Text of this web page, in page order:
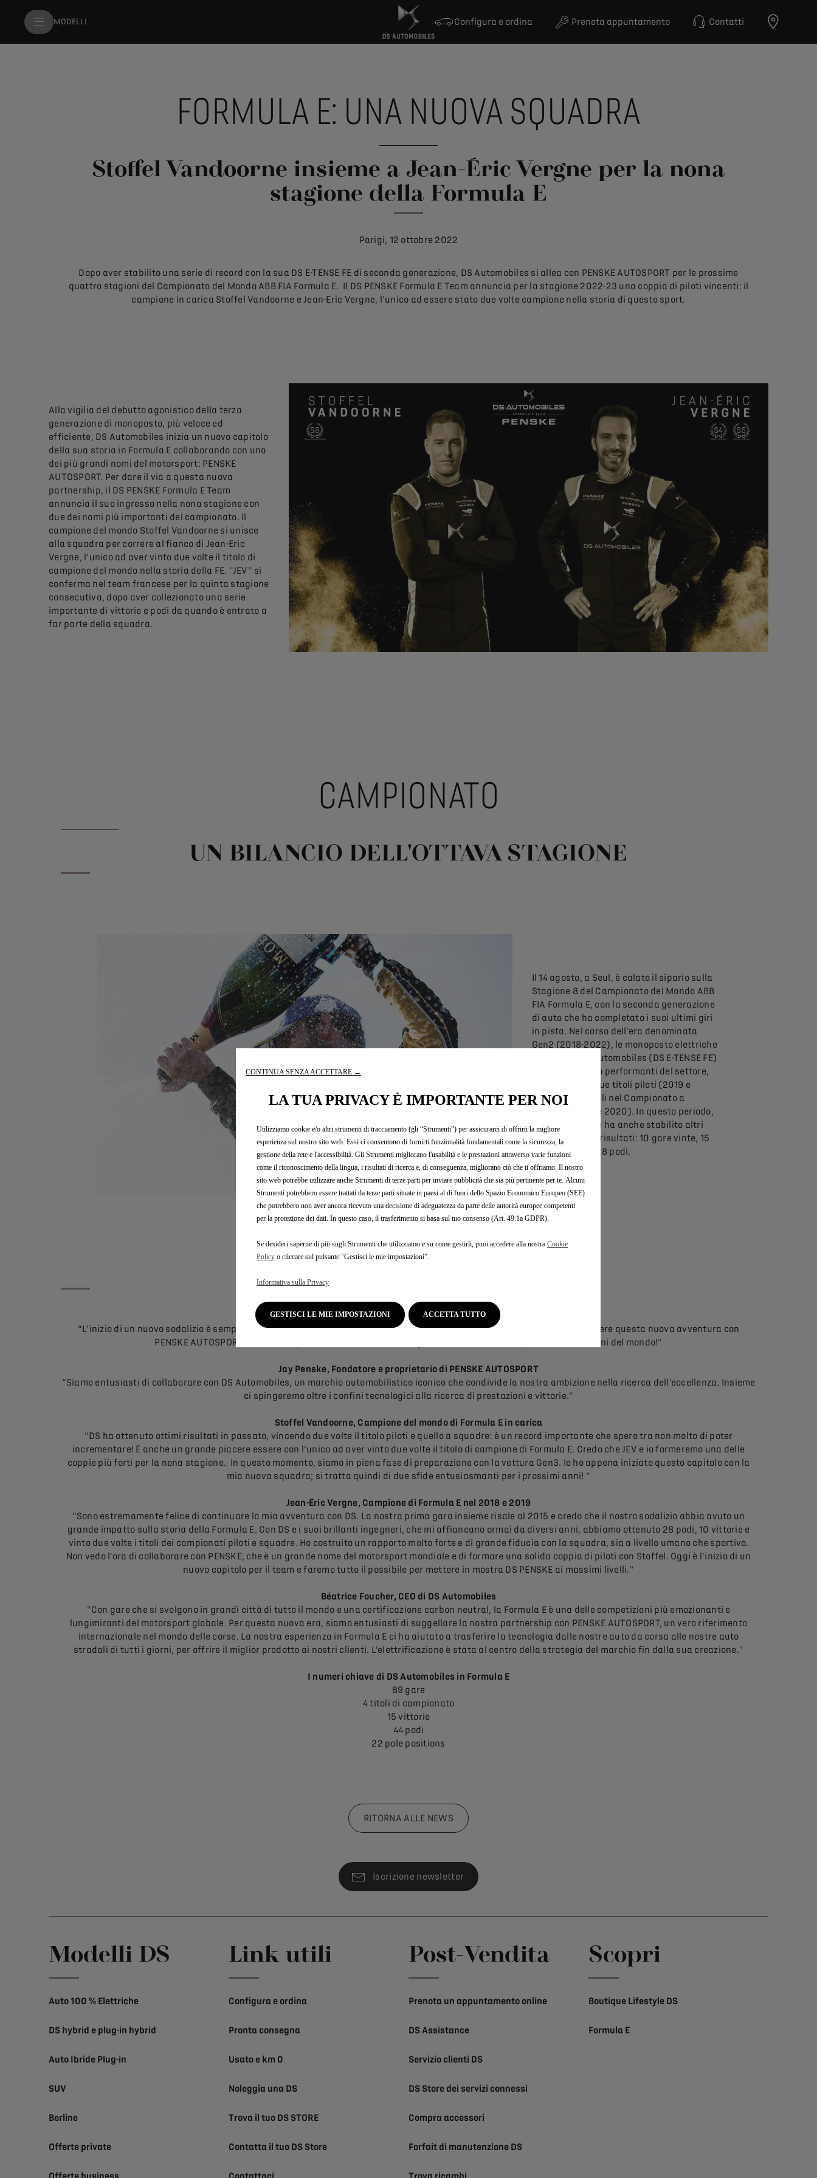
MODELLI Configura e ordina Prenota appuntamento Contatti
FORMULA E: UNA NUOVA SQUADRA
Stoffel Vandoorne insieme a Jean-Éric Vergne per la nona
stagione della Formula E
Parigi, 12 ottobre 2022
Dopo aver stabilito una serie di record con la sua DS E-TENSE FE di seconda generazione, DS Automobiles si allea con PENSKE AUTOSPORT per le prossime
quattro stagioni del Campionato del Mondo ABB FIA Formula E. Il DS PENSKE Formula E Team annuncia per la stagione 2022-23 una coppia di piloti vincenti: il
campione in carica Stoffel Vandoorne e Jean-Eric Vergne, l'unico ad essere stato due volte campione nella storia di questo sport.
Alla vigilia del debutto agonistico della terza
generazione di monoposto, più veloce ed
efficiente, DS Automobiles inizia un nuovo capitolo
della sua storia in Formula E collaborando con uno
dei più grandi nomi del motorsport: PENSKE
AUTOSPORT. Per dare il via a questa nuova
partnership, il DS PENSKE Formula E Team
annuncia il suo ingresso nella nona stagione con
due dei nomi più importanti del campionato. Il
campione del mondo Stoffel Vandoorne si unisce
alla squadra per correre al fianco di Jean-Eric
Vergne, l’unico ad aver vinto due volte il titolo di
campione del mondo nella storia della FE. "JEV" si
conferma nel team francese per la quinta stagione
consecutiva, dopo aver collezionato una serie
importante di vittorie e podi da quando è entrato a
far parte della squadra.
CAMPIONATO
UN BILANCIO DELL'OTTAVA STAGIONE
Il 14 agosto, a Seul, è calato il sipario sulla
Stagione 8 del Campionato del Mondo ABB
FIA Formula E, con la seconda generazione
di auto che ha completato i suoi ultimi giri
in pista. Nel corso dell'era denominata
Gen2 (2018-2022), le monoposto elettriche
iscritte da DS Automobiles (DS E-TENSE FE)
sono state le più performanti del settore,
conquistando due titoli piloti (2019 e
2020) e due titoli nel Campionato a
squadre (2019 e 2020). In questo periodo,
il team francese ha anche stabilito altri
impressionanti risultati: 10 gare vinte, 15
pole position e 28 podi.
LA PAROLA AL NOSTRO TEAM
Thomas Chevaucher, Direttore di DS Performance
“L'inizio di un nuovo sodalizio è sempre un momento importante e tutti noi di DS Performance siamo ansiosi di intraprendere questa nuova avventura con
PENSKE AUTOSPORT. E iniziamo questa collaborazione nel migliore dei modi, con in squadra due campioni del mondo!"
Jay Penske, Fondatore e proprietario di PENSKE AUTOSPORT
“Siamo entusiasti di collaborare con DS Automobiles, un marchio automobilistico iconico che condivide la nostra ambizione nella ricerca dell’eccellenza. Insieme
ci spingeremo oltre i confini tecnologici alla ricerca di prestazioni e vittorie."
Stoffel Vandoorne, Campione del mondo di Formula E in carica
"DS ha ottenuto ottimi risultati in passato, vincendo due volte il titolo piloti e quello a squadre: è un record importante che spero tra non molto di poter
incrementare! È anche un grande piacere essere con l’unico ad aver vinto due volte il titolo di campione di Formula E. Credo che JEV e io formeremo una delle
coppie più forti per la nona stagione. In questo momento, siamo in piena fase di preparazione con la vettura Gen3. Io ho appena iniziato questo capitolo con la
mia nuova squadra; si tratta quindi di due sfide entusiasmanti per i prossimi anni! "
Jean-Éric Vergne, Campione di Formula E nel 2018 e 2019
“Sono estremamente felice di continuare la mia avventura con DS. La nostra prima gara insieme risale al 2015 e credo che il nostro sodalizio abbia avuto un
grande impatto sulla storia della Formula E. Con DS e i suoi brillanti ingegneri, che mi affiancano ormai da diversi anni, abbiamo ottenuto 28 podi, 10 vittorie e
vinto due volte i titoli dei campionati piloti e squadre. Ho costruito un rapporto molto forte e di grande fiducia con la squadra, sia a livello umano che sportivo.
Non vedo l'ora di collaborare con PENSKE, che è un grande nome del motorsport mondiale e di formare una solida coppia di piloti con Stoffel. Oggi è l'inizio di un
nuovo capitolo per il team e faremo tutto il possibile per mettere in mostra DS PENSKE ai massimi livelli."
Béatrice Foucher, CEO di DS Automobiles
"Con gare che si svolgono in grandi città di tutto il mondo e una certificazione carbon neutral, la Formula E è una delle competizioni più emozionanti e
lungimiranti del motorsport globale. Per questa nuova era, siamo entusiasti di suggellare la nostra partnership con PENSKE AUTOSPORT, un vero riferimento
internazionale nel mondo delle corse. La nostra esperienza in Formula E ci ha aiutato a trasferire la tecnologia dalle nostre auto da corsa alle nostre auto
stradali di tutti i giorni, per offrire il miglior prodotto ai nostri clienti. L'elettrificazione è stata al centro della strategia del marchio fin dalla sua creazione."
I numeri chiave di DS Automobiles in Formula E
89 gare
4 titoli di campionato
15 vittorie
44 podi
22 pole positions
RITORNA ALLE NEWS
Iscrizione newsletter
Modelli DS
Auto 100 % Elettriche
DS hybrid e plug-in hybrid
Auto Ibride Plug-in
SUV
Berline
Offerte private
Link utili
Configura e ordina
Pronta consegna
Usato e km 0
Noleggia una DS
Trova il tuo DS STORE
Contatta il tuo DS Store
Post-Vendita
Prenota un appuntamento online
DS Assistance
Servizio clienti DS
DS Store dei servizi connessi
Compra accessori
Forfait di manutenzione DS
Scopri
Boutique Lifestyle DS
Formula E
CONTINUA SENZA ACCETTARE →
LA TUA PRIVACY È IMPORTANTE PER NOI
Utilizziamo cookie e/o altri strumenti di tracciamento (gli “Strumenti”) per assicurarci di offrirti la migliore
esperienza sul nostro sito web. Essi ci consentono di fornirti funzionalità fondamentali come la sicurezza, la
gestione della rete e l'accessibilità. Gli Strumenti migliorano l'usabilità e le prestazioni attraverso varie funzioni
come il riconoscimento della lingua, i risultati di ricerca e, di conseguenza, migliorano ciò che ti offriamo. Il nostro
sito web potrebbe utilizzare anche Strumenti di terze parti per inviare pubblicità che sia più pertinente per te. Alcuni
Strumenti potrebbero essere trattati da terze parti situate in paesi al di fuori dello Spazio Economico Europeo (SEE)
che potrebbero non aver ancora ricevuto una decisione di adeguatezza da parte delle autorità europee competenti
per la protezione dei dati. In questo caso, il trasferimento si basa sul tuo consenso (Art. 49.1a GDPR).
Se desideri saperne di più sugli Strumenti che utilizziamo e su come gestirli, puoi accedere alla nostra Cookie
Policy o cliccare sul pulsante "Gestisci le mie impostazioni".
Informativa sulla Privacy
GESTISCI LE MIE IMPOSTAZIONI ACCETTA TUTTO